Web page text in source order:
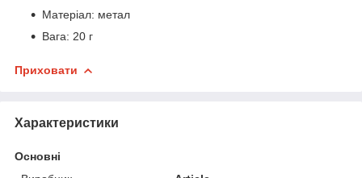
Матеріал: метал
Вага: 20 г
Приховати
Характеристики
Основні